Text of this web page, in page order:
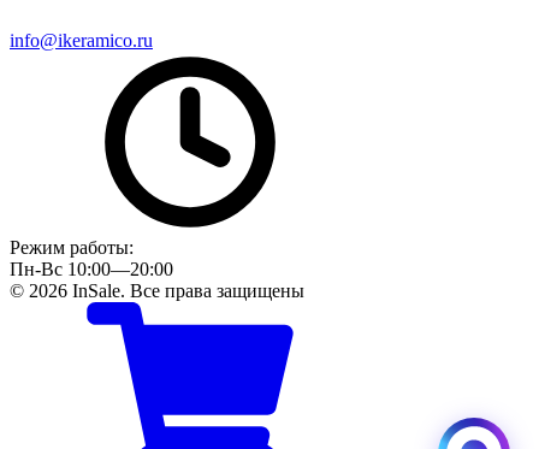
info@ikeramico.ru
Режим работы:
Пн-Вс 10:00—20:00
© 2026 InSale. Все права защищены